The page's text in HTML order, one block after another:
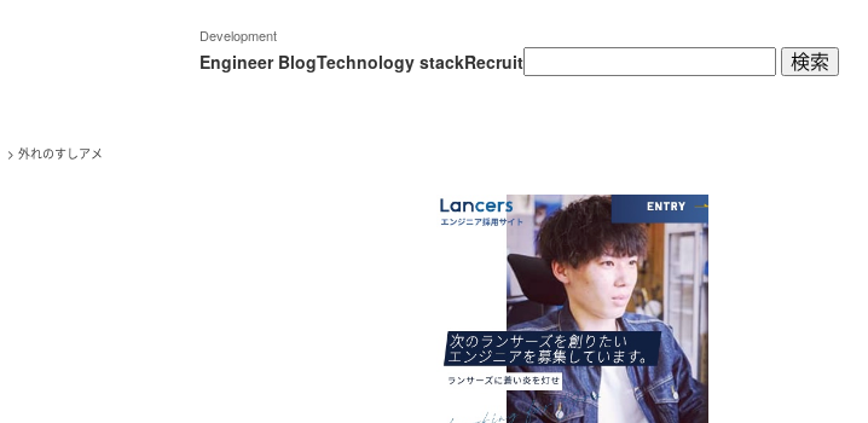
Development
Engineer BlogTechnology stackRecruit検
索:
> 外れのすしアメ